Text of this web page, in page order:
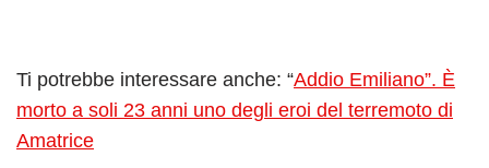
Ti potrebbe interessare anche: “Addio Emiliano”. È
morto a soli 23 anni uno degli eroi del terremoto di
Amatrice